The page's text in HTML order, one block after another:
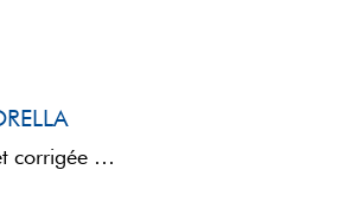
La nouvelle Velox, revue et corrigée par rapport aux séries Record et Record SR, augmente son champ ...